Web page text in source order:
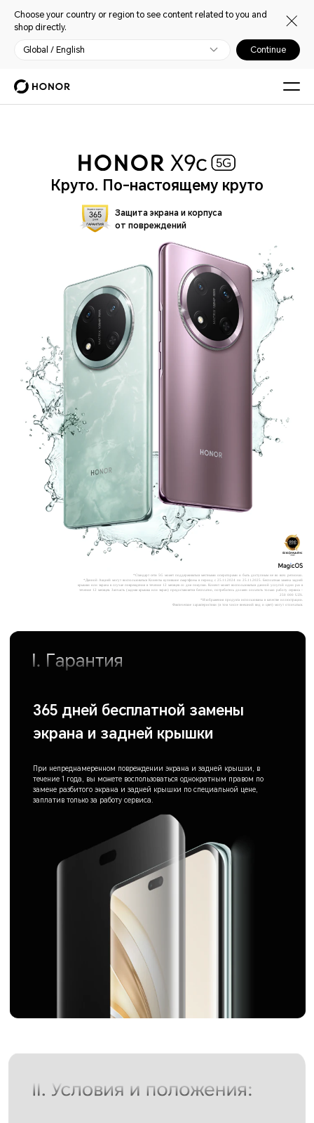
Choose your country or region to see content related to you and
shop directly.
Global / English Continue
Круто. По-настоящему круто
Защита экрана и корпуса
от повреждений
*Стандарт сети 5G может поддерживаться местными операторами и быть доступным не во всех регионах.
*Данной Акцией могут воспользоваться Клиенты купившие смартфоны в период с 25.11.2024 по 25.11.2025. Бесплатная замена задней
крышки или экрана в случае повреждения в течение 12 месяцев со дня покупки. Клиент может воспользоваться данной услугой один раз в
течение 12 месяцев. Запчасть (задняя крышка или экран) предоставляется бесплатно, потребитель должен оплатить только работу сервиса -
250 000 UZS.
*Изображения продукта использованы в качестве иллюстрации.
Фактические характеристики (в том числе внешний вид и цвет) могут отличаться.
365 дней бесплатной замены
экрана и задней крышки
При непреднамеренном повреждении экрана и задней крышки, в
течение 1 года, вы можете воспользоваться однократным правом по
замене разбитого экрана и задней крышки по специальной цене,
заплатив только за работу сервиса.